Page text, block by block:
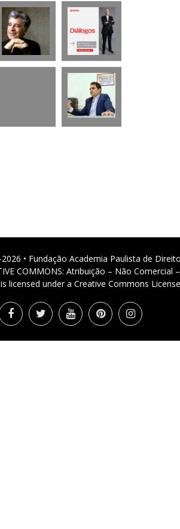
• Fundação Academia Paulista de
COMMONS: Atribuição – Não Comercial
licensed under a Creative Commons License